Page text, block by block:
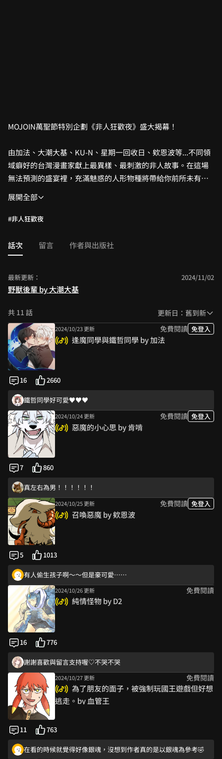
MOJOIN萬聖節特別企劃《非人狂歡夜》盛大揭幕！
由加法、大潮大基、KU-N、星期一回收日、欸恩波等...不同領
域癖好的台灣漫畫家獻上最異樣、最刺激的非人故事。在這場
無法預測的盛宴裡，充滿魅惑的人形物種將帶給你前所未有的
驚喜與快感！
歡迎進入《非人狂歡夜》，一場屬於非人類們與你的異界盛
展開全部
#非人狂歡夜
話次 留言 作者與出版社
最新更新： 2024/11/02
野獸後輩 by 大潮大基
共 11 話 更新日：舊到新
2024/10/23 更新 免費閱讀 免登入
逢魔同學與鐵哲同學 by 加法
16 2660
鐵哲同學好可愛♥️♥️♥️
很會做春夢是個好孩子（？）而且能同時並存就代表什麼玩法都可以
交換身份跟觸手...香爛！！好喜歡他們！謝謝作者！！
他佔有慾也是很強椰
怎麼可以這麼好看
鐵哲同學好可愛♥️♥️♥️
2024/10/24 更新 免費閱讀 免登入
惡魔的小心思 by 肯啃
7 860
真左右為男！！！！！！
不獸控制的點進老師主頁了
然後他們就嗚呼了
怎麼每篇都讓人想敲碗後續啊阿啊啊
結局我是沒猜到的！太雄了吧這幾隻汪汪
真左右為男！！！！！！
2024/10/25 更新 免費閱讀 免登入
召喚惡魔 by 欸恩波
5 1013
有人偷生孩子啊～～但是豪可愛……
小老鼠點火太可愛了天啊、、、
沒想到是感人的故事💗
比惡魔更像惡魔www
我跟惡魔的孩子🤣🤣🤣🤣 生命會結束但愛會延續🥺
有人偷生孩子啊～～但是豪可愛……
2024/10/26 更新 免費閱讀
純情怪物 by D2
16 776
謝謝喜歡與留言支持喔♡不哭不哭
嗚嗚嗚怪物感到溫暖♡你是第二個對我好的人類
貪婪的人性啊﹐謝謝一針見血的評論
也超純情的啊♡謝謝留言
2024/10/27 更新 免費閱讀
為了朋友的面子，被強制玩國王遊戲但好想
逃走。by 血管王
11 763
在看的時候就覺得好像銀魂，沒想到作者真的是以銀魂為參考🤣